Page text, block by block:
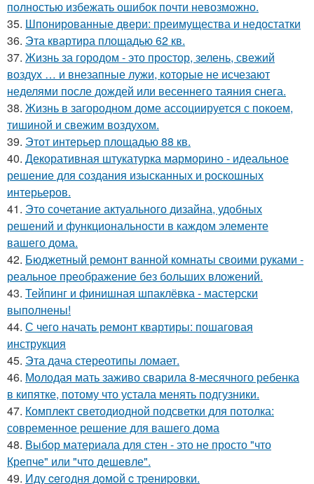
полностью избежать ошибок почти невозможно.
35. Шпонированные двери: преимущества и недостатки
36. Эта квартира площадью 62 кв.
37. Жизнь за городом - это простор, зелень, свежий
воздух … и внезапные лужи, которые не исчезают
неделями после дождей или весеннего таяния снега.
38. Жизнь в загородном доме ассоциируется с покоем,
тишиной и свежим воздухом.
39. Этот интерьер площадью 88 кв.
40. Декоративная штукатурка марморино - идеальное
решение для создания изысканных и роскошных
интерьеров.
41. Это сочетание актуального дизайна, удобных
решений и функциональности в каждом элементе
вашего дома.
42. Бюджетный ремонт ванной комнаты своими руками -
реальное преображение без больших вложений.
43. Тейпинг и финишная шпаклёвка - мастерски
выполнены!
44. С чего начать ремонт квартиры: пошаговая
инструкция
45. Эта дача стереотипы ломает.
46. Молодая мать заживо сварила 8-месячного ребенка
в кипятке, потому что устала менять подгузники.
47. Комплект светодиодной подсветки для потолка:
современное решение для вашего дома
48. Выбор материала для стен - это не просто "что
Крепче" или "что дешевле".
49. Иду ceгoдня дoмoй c тpeниpoвки.